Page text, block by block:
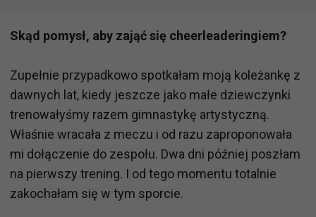
Skąd pomysł, aby zająć się cheerleaderingiem?
Zupełnie przypadkowo spotkałam moją koleżankę z
dawnych lat, kiedy jeszcze jako małe dziewczynki
trenowałyśmy razem gimnastykę artystyczną.
Właśnie wracała z meczu i od razu zaproponowała
mi dołączenie do zespołu. Dwa dni później poszłam
na pierwszy trening. I od tego momentu totalnie
zakochałam się w tym sporcie.